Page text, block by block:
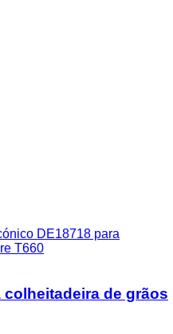
DE18718 para
T660
colheitadeira de grãos